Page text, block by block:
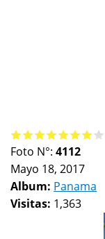
Foto N°: 4112
Mayo 18, 2017
Album: Panama
Visitas: 1,363